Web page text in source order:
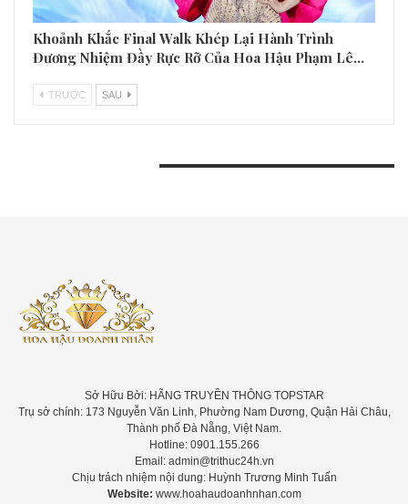
Khoảnh Khắc Final Walk Khép Lại Hành Trình
Đương Nhiệm Đầy Rực Rỡ Của Hoa Hậu Phạm Lê…
TRƯƠC SAU
Sở Hữu Bởi: HÃNG TRUYỀN THÔNG TOPSTAR
Trụ sở chính: 173 Nguyễn Văn Linh, Phường Nam Dương, Quận Hải Châu,
Thành phố Đà Nẵng, Việt Nam.
Hotline: 0901.155.266
Email: admin@trithuc24h.vn
Chịu trách nhiệm nội dung: Huỳnh Trương Minh Tuấn
Website: www.hoahaudoanhnhan.com